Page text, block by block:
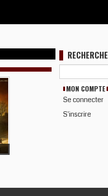
RECHERCHE
MON COMPTE
Se connecter
S'inscrire